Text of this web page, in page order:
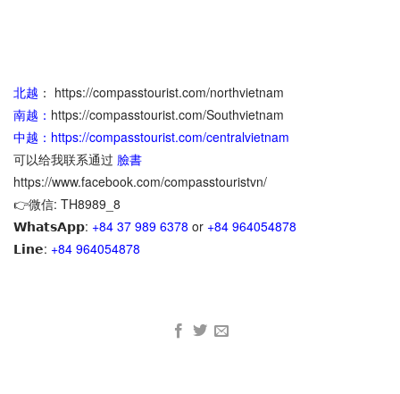
旅客的絕佳選擇。
Address:
No. 01, Lot D, Ben Doan High-End Service
Area, Hon Gai Port, Ha Long City, Vietnam